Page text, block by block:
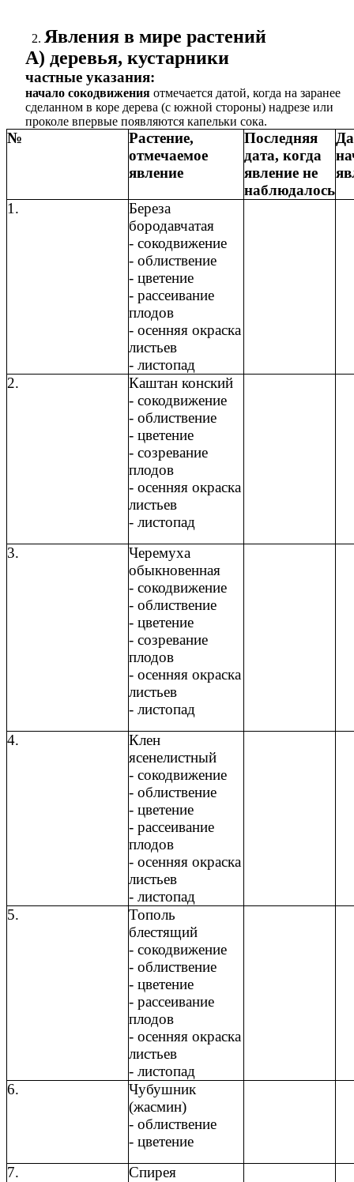
Явления в мире растений
А) деревья, кустарники
частные указания:
начало сокодвижения отмечается датой, когда на заранее
сделанном в коре дерева (с южной стороны) надрезе или
проколе впервые появляются капельки сока.
№
Растение,
отмечаемое
явление
Последняя
дата, когда
явление не
наблюдалось
1.
Береза
бородавчатая
- сокодвижение
- облиствение
- цветение
- рассеивание
плодов
- осенняя окраска
листьев
- листопад
2.
Каштан конский
- сокодвижение
- облиствение
- цветение
- созревание
плодов
- осенняя окраска
листьев
- листопад
3.
Черемуха
обыкновенная
- сокодвижение
- облиствение
- цветение
- созревание
плодов
- осенняя окраска
листьев
- листопад
4.
Клен
ясенелистный
- сокодвижение
- облиствение
- цветение
- рассеивание
плодов
- осенняя окраска
листьев
- листопад
5.
Тополь
блестящий
- сокодвижение
- облиствение
- цветение
- рассеивание
плодов
- осенняя окраска
листьев
- листопад
6.
Чубушник
(жасмин)
- облиствение
- цветение
7.
Спирея